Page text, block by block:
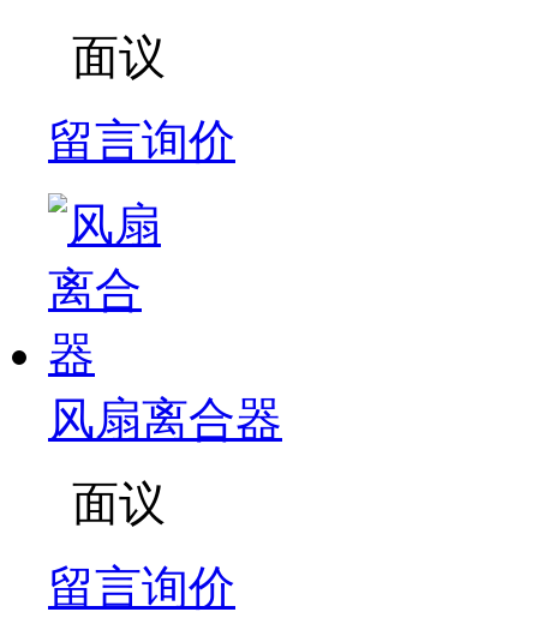
面议
留言询价
风扇离合器
面议
留言询价